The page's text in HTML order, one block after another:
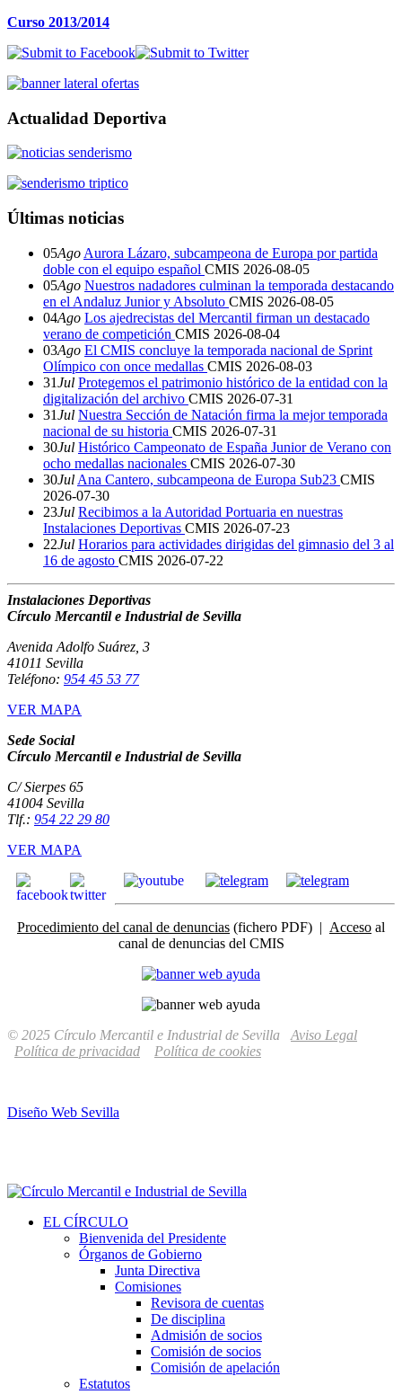
Curso 2013/2014
Actualidad Deportiva
Últimas noticias
05Ago Aurora Lázaro, subcampeona de Europa por partida
doble con el equipo español CMIS 2026-08-05
05Ago Nuestros nadadores culminan la temporada destacando
en el Andaluz Junior y Absoluto CMIS 2026-08-05
04Ago Los ajedrecistas del Mercantil firman un destacado
verano de competición CMIS 2026-08-04
03Ago El CMIS concluye la temporada nacional de Sprint
Olímpico con once medallas CMIS 2026-08-03
31Jul Protegemos el patrimonio histórico de la entidad con la
digitalización del archivo CMIS 2026-07-31
31Jul Nuestra Sección de Natación firma la mejor temporada
nacional de su historia CMIS 2026-07-31
30Jul Histórico Campeonato de España Junior de Verano con
ocho medallas nacionales CMIS 2026-07-30
30Jul Ana Cantero, subcampeona de Europa Sub23 CMIS
2026-07-30
23Jul Recibimos a la Autoridad Portuaria en nuestras
Instalaciones Deportivas CMIS 2026-07-23
22Jul Horarios para actividades dirigidas del gimnasio del 3 al
16 de agosto CMIS 2026-07-22
Instalaciones Deportivas
Círculo Mercantil e Industrial de Sevilla
Avenida Adolfo Suárez, 3
41011 Sevilla
Teléfono: 954 45 53 77
VER MAPA
Sede Social
Círculo Mercantil e Industrial de Sevilla
C/ Sierpes 65
41004 Sevilla
Tlf.: 954 22 29 80
VER MAPA
Procedimiento del canal de denuncias (fichero PDF) | Acceso al
canal de denuncias del CMIS
© 2025 Círculo Mercantil e Industrial de Sevilla Aviso Legal
Política de privacidad
Política de cookies
Diseño Web Sevilla
EL CÍRCULO
Bienvenida del Presidente
Órganos de Gobierno
Junta Directiva
Comisiones
Revisora de cuentas
De disciplina
Admisión de socios
Comisión de socios
Comisión de apelación
Estatutos